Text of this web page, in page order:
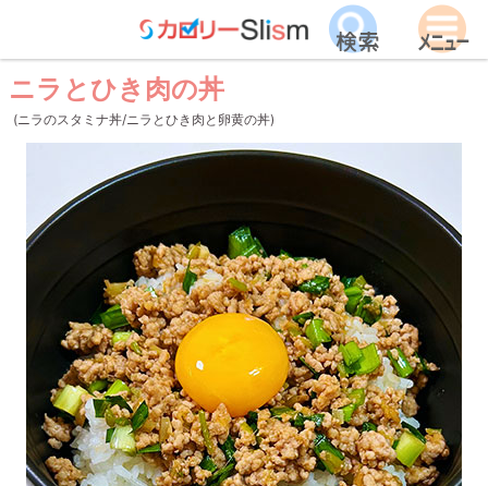
ニラとひき肉の丼
(ニラのスタミナ丼/ニラとひき肉と卵黄の丼)